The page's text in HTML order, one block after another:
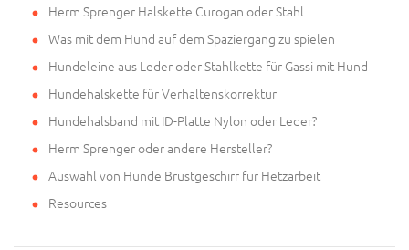
Herm Sprenger Halskette Curogan oder Stahl
Was mit dem Hund auf dem Spaziergang zu spielen
Hundeleine aus Leder oder Stahlkette für Gassi mit Hund
Hundehalskette für Verhaltenskorrektur
Hundehalsband mit ID-Platte Nylon oder Leder?
Herm Sprenger oder andere Hersteller?
Auswahl von Hunde Brustgeschirr für Hetzarbeit
Resources